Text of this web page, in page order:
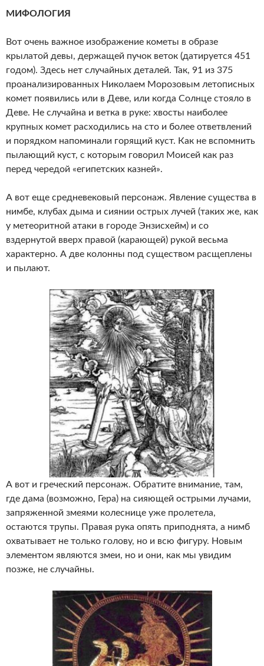
МИФОЛОГИЯ
Вот очень важное изображение кометы в образе
крылатой девы, держащей пучок веток (датируется 451
годом). Здесь нет случайных деталей. Так, 91 из 375
проанализированных Николаем Морозовым летописных
комет появились или в Деве, или когда Солнце стояло в
Деве. Не случайна и ветка в руке: хвосты наиболее
крупных комет расходились на сто и более ответвлений
и порядком напоминали горящий куст. Как не вспомнить
пылающий куст, с которым говорил Моисей как раз
перед чередой «египетских казней».
А вот еще средневековый персонаж. Явление существа в
нимбе, клубах дыма и сиянии острых лучей (таких же, как
у метеоритной атаки в городе Энзисхейм) и со
вздернутой вверх правой (карающей) рукой весьма
характерно. А две колонны под существом расщеплены
и пылают.
А вот и греческий персонаж. Обратите внимание, там,
где дама (возможно, Гера) на сияющей острыми лучами,
запряженной змеями колеснице уже пролетела,
остаются трупы. Правая рука опять приподнята, а нимб
охватывает не только голову, но и всю фигуру. Новым
элементом являются змеи, но и они, как мы увидим
позже, не случайны.